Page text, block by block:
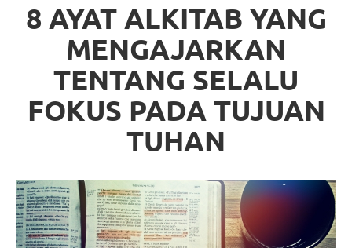
8 AYAT ALKITAB YANG
MENGAJARKAN
TENTANG SELALU
FOKUS PADA TUJUAN
TUHAN